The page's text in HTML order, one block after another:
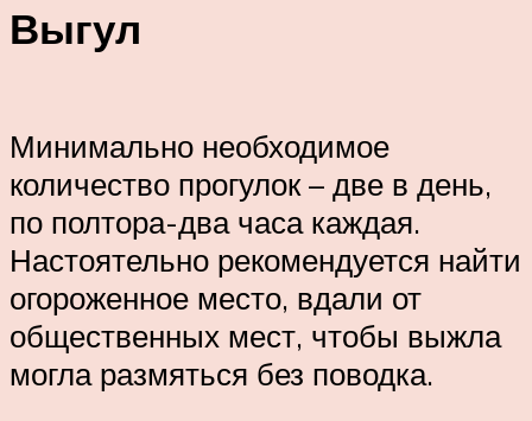
Выгул
Минимально необходимое
количество прогулок – две в день,
по полтора-два часа каждая.
Настоятельно рекомендуется найти
огороженное место, вдали от
общественных мест, чтобы выжла
могла размяться без поводка.